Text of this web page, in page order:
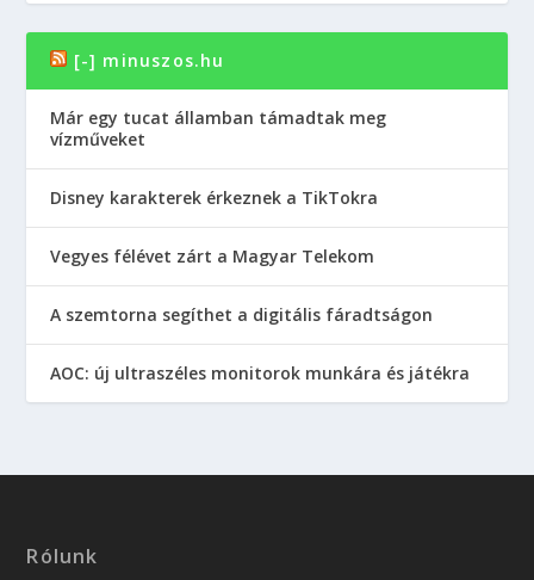
[-] minuszos.hu
Már egy tucat államban támadtak meg
vízműveket
Disney karakterek érkeznek a TikTokra
Vegyes félévet zárt a Magyar Telekom
A szemtorna segíthet a digitális fáradtságon
AOC: új ultraszéles monitorok munkára és játékra
Rólunk